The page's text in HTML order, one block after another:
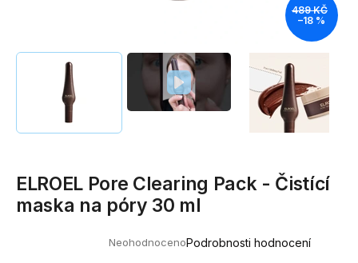
NeohodnocenoPodrobnosti hodnocení
ELROEL Pore Clearing Pack - Čistící
maska na póry 30 ml
489 KČ
–18 %
í
HLEDAT